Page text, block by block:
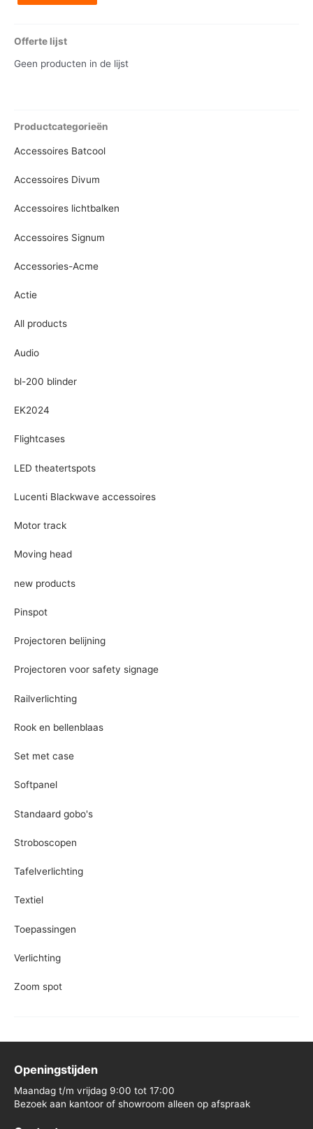
Offerte lijst
Geen producten in de lijst
Productcategorieën
Accessoires Batcool
Accessoires Divum
Accessoires lichtbalken
Accessoires Signum
Accessories-Acme
Actie
All products
Audio
bl-200 blinder
EK2024
Flightcases
LED theatertspots
Lucenti Blackwave accessoires
Motor track
Moving head
new products
Pinspot
Projectoren belijning
Projectoren voor safety signage
Railverlichting
Rook en bellenblaas
Set met case
Softpanel
Standaard gobo's
Stroboscopen
Tafelverlichting
Textiel
Toepassingen
Verlichting
Zoom spot
Openingstijden
Maandag t/m vrijdag 9:00 tot 17:00
Bezoek aan kantoor of showroom alleen op afspraak